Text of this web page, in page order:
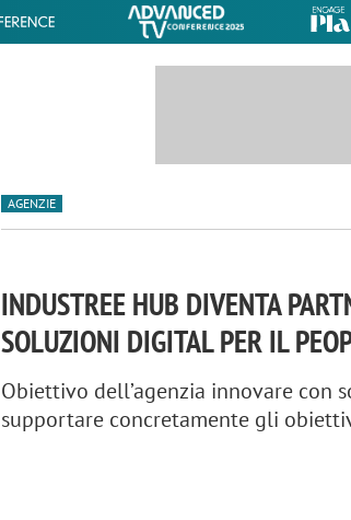
AGENZIE
INDUSTREE HUB DIVENTA
SOLUZIONI DIGITAL PER IL
Obiettivo dell’agenzia innovare con
supportare concretamente gli